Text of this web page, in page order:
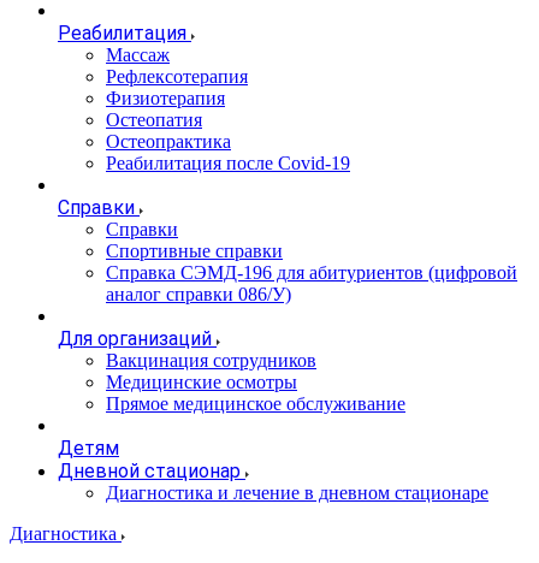
Реабилитация
Массаж
Рефлексотерапия
Физиотерапия
Остеопатия
Остеопрактика
Реабилитация после Covid-19
Справки
Справки
Спортивные справки
Справка СЭМД‑196 для абитуриентов (цифровой
аналог справки 086/У)
Для организаций
Вакцинация сотрудников
Медицинские осмотры
Прямое медицинское обслуживание
Детям
Дневной стационар
Диагностика и лечение в дневном стационаре
Диагностика